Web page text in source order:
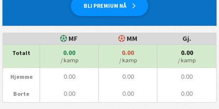
BLI PREMIUM NÅ
MF MM Gj.
Totalt 0.00
/ kamp
0.00
/ kamp
0.00
/ kamp
Hjemme 0.00 0.00 0.00
Borte 0.00 0.00 0.00